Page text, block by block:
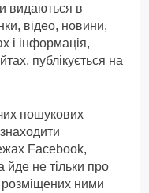
видаються в
відео, новини,
і інформація,
публікується на
пошукових
Facebook,
не тільки про
розміщених ними